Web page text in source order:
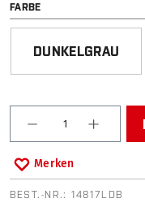
FARBEAUSWÄHLEN
DUNKELGRAU
Produkt Anzahl:
Merken
BEST.-NR.:14817LDB